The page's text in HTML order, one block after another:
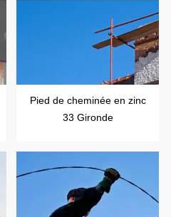
Pied de cheminée en zinc
33 Gironde